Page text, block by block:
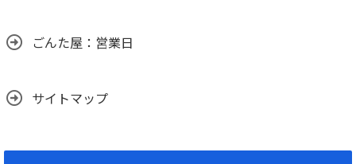
ごんた屋：営業日
サイトマップ